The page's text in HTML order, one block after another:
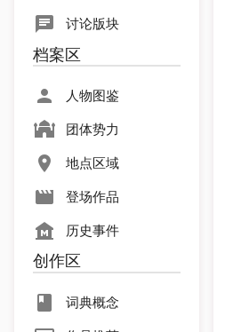
讨论版块
档案区
人物图鉴
团体势力
地点区域
登场作品
历史事件
创作区
词典概念